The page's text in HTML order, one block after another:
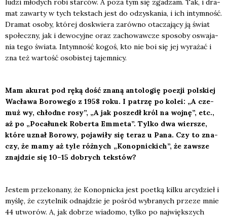
mat zawar­ty w tych tek­stach jest do odzy­ska­nia, i ich intym­ność.
Dra­mat oso­by, któ­rej doskwie­ra zarów­no ota­cza­ją­cy ją świat
spo­łecz­ny, jak i dewo­cyj­ne oraz zacho­waw­cze spo­so­by oswa­ja­
nia tego świa­ta. Intym­ność kogoś, kto nie boi się jej wyra­żać i
zna też war­tość oso­bi­stej tajem­ni­cy.
Mam aku­rat pod ręką dość zna­ną anto­lo­gię poezji pol­skiej
Wacła­wa Boro­we­go z 1958 roku. I patrzę po kolei: „A cze­
muż wy, chłod­ne rosy”, „A jak poszedł król na woj­nę”, etc.,
aż po „Poca­łu­nek Rober­ta Emme­ta”. Tyl­ko dwa wier­sze,
któ­re uznał Boro­wy, poja­wi­ły się teraz u Pana. Czy to zna­
czy, że mamy aż tyle róż­nych „Konop­nic­kich”, że zawsze
znaj­dzie się 10–15 dobrych tek­stów?
Jestem prze­ko­na­ny, że Konop­nic­ka jest poet­ką kil­ku arcy­dzieł i
myślę, że czy­tel­nik odnaj­dzie je pośród wybra­nych prze­ze mnie
44 utwo­rów. A, jak dobrze wia­do­mo, tyl­ko po naj­więk­szych